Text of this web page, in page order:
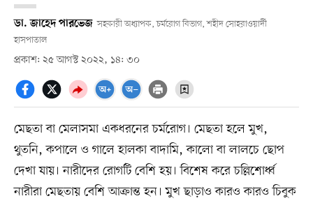
ডা. জাহেদ পারভেজ সহকারী অধ্যাপক, চর্মরোগ বিভাগ, শহীদ সোহরাওয়ার্দী
হাসপাতাল
প্রকাশ: ২৫ আগস্ট ২০২২, ১৪: ৩০
মেছতা বা মেলাসমা একধরনের চর্মরোগ। মেছতা হলে মুখ,
থুতনি, কপালে ও গালে হালকা বাদামি, কালো বা লালচে ছোপ
দেখা যায়। নারীদের রোগটি বেশি হয়। বিশেষ করে চল্লিশোর্ধ্ব
নারীরা মেছতায় বেশি আক্রান্ত হন। মুখ ছাড়াও কারও কারও চিবুক